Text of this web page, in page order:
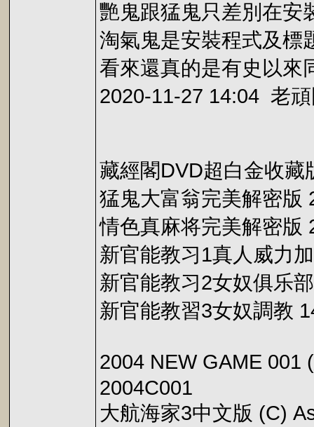
艷鬼跟猛鬼只差別在安
淘氣鬼是安裝程式及標
看來還真的是有史以來
2020-11-27 14:04 老
藏經閣DVD超白金收
猛鬼大富翁完美解密版
情色真麻将完美解密版
新官能教习1真人威力
新官能教习2女奴俱乐
新官能教習3女奴調教
2004 NEW GAME 001
2004C001
大航海家3中文版 (C)